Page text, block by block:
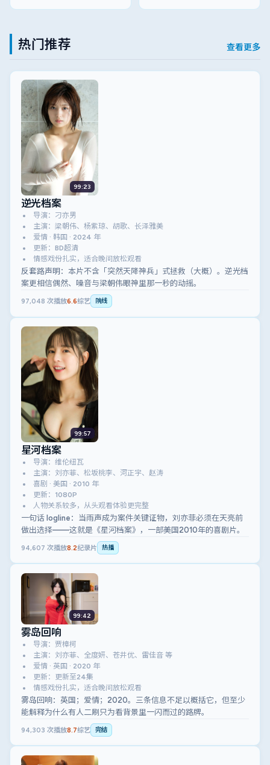
热门推荐 查看更多
99:23
逆光档案
导演：刁亦男
主演：梁朝伟、杨紫琼、胡歌、长泽雅美
爱情 · 韩国 · 2024 年
更新：BD超清
情感戏份扎实，适合晚间放松观看
反套路声明：本片不含「突然天降神兵」式拯救（大概）。逆光档
案更相信偶然、噪音与梁朝伟眼神里那一秒的动摇。
97,048 次播放6.6综艺 院线
99:57
星河档案
导演：维伦纽瓦
主演：刘亦菲、松坂桃李、河正宇、赵涛
喜剧 · 美国 · 2010 年
更新：1080P
人物关系较多，从头观看体验更完整
一句话 logline：当雨声成为案件关键证物，刘亦菲必须在天亮前
做出选择——这就是《星河档案》，一部美国2010年的喜剧片。
94,607 次播放8.2纪录片 热播
99:42
雾岛回响
导演：贾樟柯
主演：刘亦菲、全度妍、苍井优、雷佳音 等
爱情 · 英国 · 2020 年
更新：更新至24集
情感戏份扎实，适合晚间放松观看
雾岛回响：英国；爱情；2020。三条信息不足以概括它，但至少
能解释为什么有人二刷只为看背景里一闪而过的路牌。
94,303 次播放8.7综艺 完结